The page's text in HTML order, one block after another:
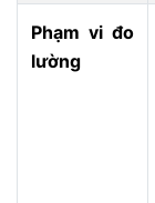
Phạm vi đo
lường